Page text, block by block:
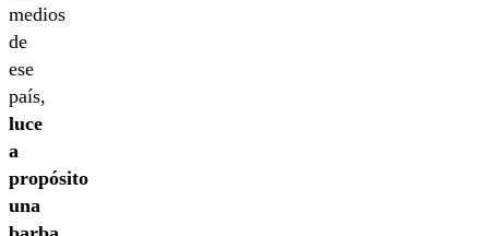
medios
de
ese
país,
luce
a
propósito
una